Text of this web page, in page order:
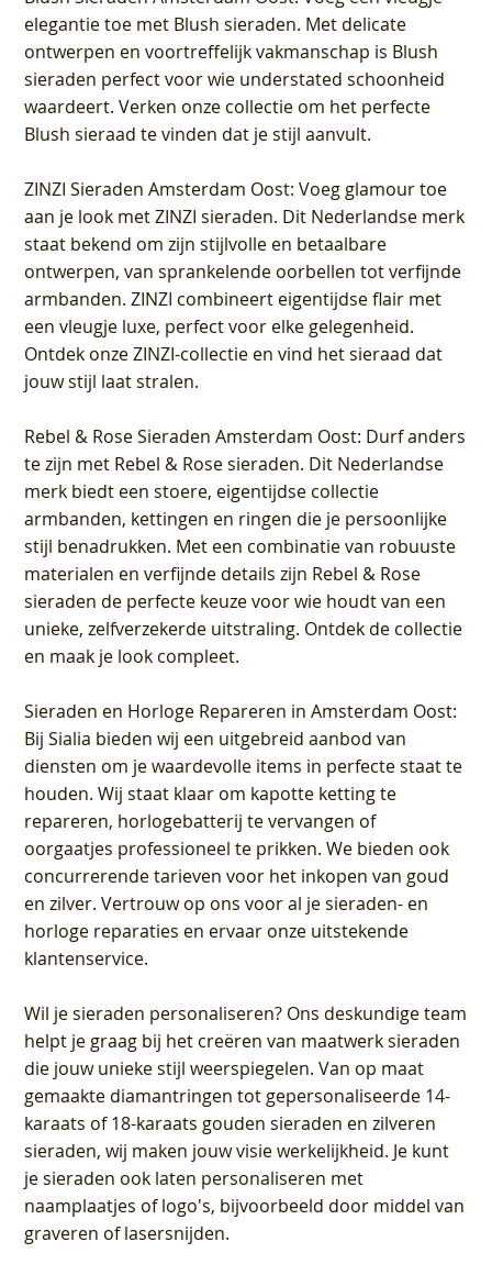
elegantie toe met Blush sieraden. Met delicate
ontwerpen en voortreffelijk vakmanschap is Blush
sieraden perfect voor wie understated schoonheid
waardeert. Verken onze collectie om het perfecte
Blush sieraad te vinden dat je stijl aanvult.
ZINZI Sieraden Amsterdam Oost: Voeg glamour toe
aan je look met ZINZI sieraden. Dit Nederlandse merk
staat bekend om zijn stijlvolle en betaalbare
ontwerpen, van sprankelende oorbellen tot verfijnde
armbanden. ZINZI combineert eigentijdse flair met
een vleugje luxe, perfect voor elke gelegenheid.
Ontdek onze ZINZI-collectie en vind het sieraad dat
jouw stijl laat stralen.
Rebel & Rose Sieraden Amsterdam Oost: Durf anders
te zijn met Rebel & Rose sieraden. Dit Nederlandse
merk biedt een stoere, eigentijdse collectie
armbanden, kettingen en ringen die je persoonlijke
stijl benadrukken. Met een combinatie van robuuste
materialen en verfijnde details zijn Rebel & Rose
sieraden de perfecte keuze voor wie houdt van een
unieke, zelfverzekerde uitstraling. Ontdek de collectie
en maak je look compleet.
Sieraden en Horloge Repareren in Amsterdam Oost:
Bij Sialia bieden wij een uitgebreid aanbod van
diensten om je waardevolle items in perfecte staat te
houden. Wij staat klaar om kapotte ketting te
repareren, horlogebatterij te vervangen of
oorgaatjes professioneel te prikken. We bieden ook
concurrerende tarieven voor het inkopen van goud
en zilver. Vertrouw op ons voor al je sieraden- en
horloge reparaties en ervaar onze uitstekende
klantenservice.
Wil je sieraden personaliseren? Ons deskundige team
helpt je graag bij het creëren van maatwerk sieraden
die jouw unieke stijl weerspiegelen. Van op maat
gemaakte diamantringen tot gepersonaliseerde 14-
karaats of 18-karaats gouden sieraden en zilveren
sieraden, wij maken jouw visie werkelijkheid. Je kunt
je sieraden ook laten personaliseren met
naamplaatjes of logo's, bijvoorbeeld door middel van
graveren of lasersnijden.